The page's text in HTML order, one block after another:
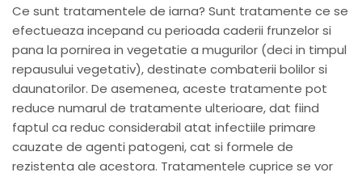
Ce sunt tratamentele de iarna? Sunt tratamente ce se
efectueaza incepand cu perioada caderii frunzelor si
pana la pornirea in vegetatie a mugurilor (deci in timpul
repausului vegetativ), destinate combaterii bolilor si
daunatorilor. De asemenea, aceste tratamente pot
reduce numarul de tratamente ulterioare, dat fiind
faptul ca reduc considerabil atat infectiile primare
cauzate de agenti patogeni, cat si formele de
rezistenta ale acestora. Tratamentele cuprice se vor